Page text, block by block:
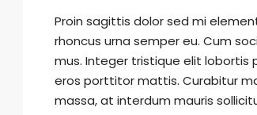
Proin sagittis dolor sed mi
rhoncus urna semper eu. Cum
mus. Integer tristique elit lobortis
eros porttitor mattis. Curabitur
massa, at interdum mauris